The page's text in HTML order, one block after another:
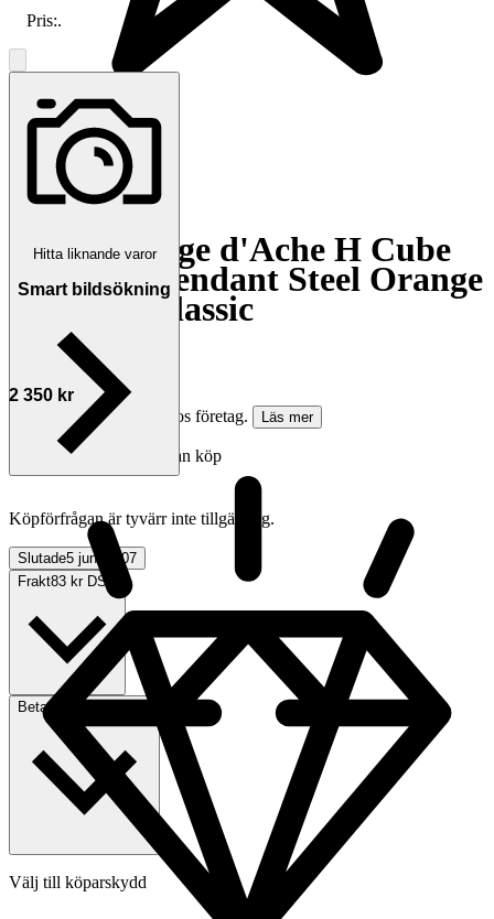
Hermès Cage d'Ache H Cube
Necklace Pendant Steel Orange
Designer Classic
Avslutad
5 jun 01:07
2 350 kr
Köparskydd är valfritt hos företag.
Läs mer
Annonsen avslutades utan köp
Köpförfrågan är tyvärr inte tillgänglig.
Slutade5 jun 01:07
Frakt83 kr DSV
Betalning
Välj till köparskydd
Pris:.
Hitta liknande varor
Smart bildsökning